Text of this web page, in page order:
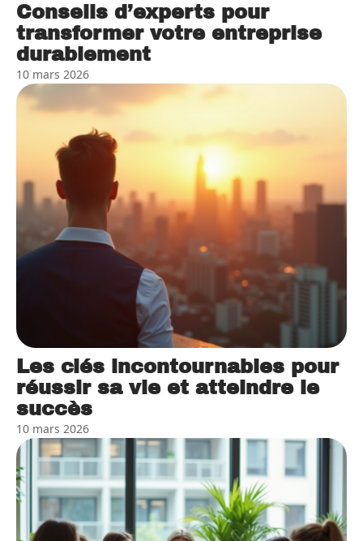
Conseils d’experts pour
transformer votre entreprise
durablement
10 mars 2026
Les clés incontournables pour
réussir sa vie et atteindre le
succès
10 mars 2026